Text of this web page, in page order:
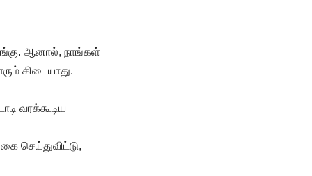
ஆனால், நாங்கள்
கிடையாது.
வரக்கூடிய
செய்துவிட்டு,